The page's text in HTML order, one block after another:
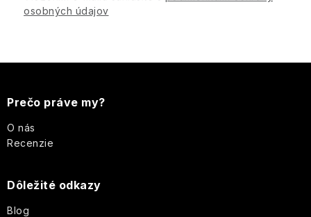
osobných údajov
á
p
t
Prečo práve my?
O nás
Recenzie
Dôležité odkazy
Blog